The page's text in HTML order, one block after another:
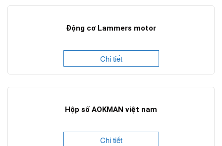
Động cơ Lammers motor
Chi tiết
Hộp số AOKMAN việt nam
Chi tiết